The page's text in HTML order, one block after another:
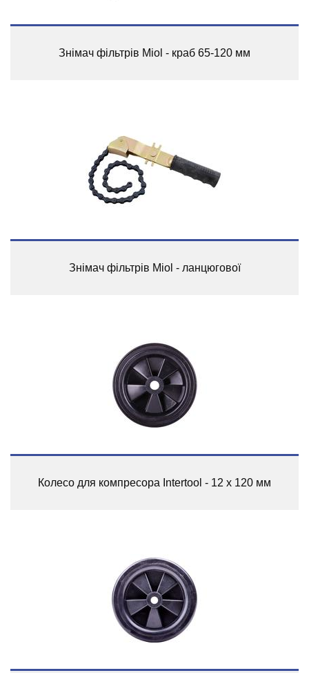
Знімач фільтрів Miol - краб 65-120 мм
Знімач фільтрів Miol - ланцюгової
Колесо для компресора Intertool - 12 x 120 мм